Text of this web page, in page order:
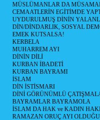
MÜSLÜMANLAR DA
CEMAATLERİN EGİTİMDE
UYDURULMUŞ DİNİN
DİN/DİNDARLIK, SOSYAL
EMEK KUTSALSA!
KERBELA
MUHARREM AYI
DİNİN DİLİ
KURBAN İBADETİ
KURBAN BAYRAMI
İSLAM
DİN İSTİSMARI
DİNİ GÖRÜNÜMLÜ
BAYRAMLAR BAYRAMOLA
İSLAM DA HAK ve KADIN
RAMAZAN ORUÇ AYI